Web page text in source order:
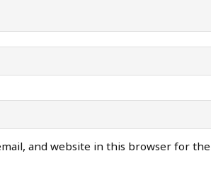
and website in this browser for